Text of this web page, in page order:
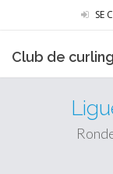
SE
Club de